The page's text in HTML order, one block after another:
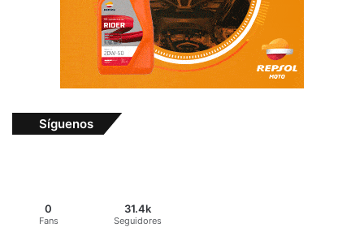
Síguenos
0
Fans
31.4k
Seguidores